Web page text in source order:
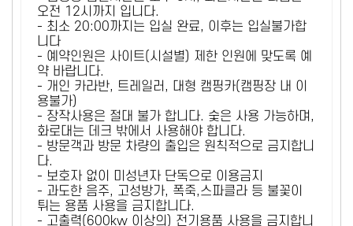
오전 12시까지 입니다.
- 최소 20:00까지는 입실 완료, 이후는 입실불가합
니다
- 예약인원은 사이트(시설별) 제한 인원에 맞도록 예
약 바랍니다.
- 개인 카라반, 트레일러, 대형 캠핑카(캠핑장 내 이
용불가)
- 장작사용은 절대 불가 합니다. 숯은 사용 가능하며,
화로대는 데크 밖에서 사용해야 합니다.
- 방문객과 방문 차량의 출입은 원칙적으로 금지합니
다.
- 보호자 없이 미성년자 단독으로 이용금지
- 과도한 음주, 고성방가, 폭죽,스파클라 등 불꽃이
튀는 용품 사용을 금지합니다.
- 고출력(600kw 이상의) 전기용품 사용을 금지합니